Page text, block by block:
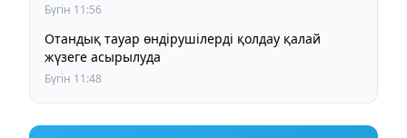
Бүгін 11:56
Отандық тауар өндірушілерді қолдау қалай
жүзеге асырылуда
Бүгін 11:48